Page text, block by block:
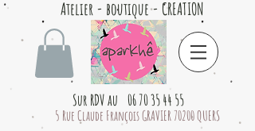
Atelier - boutique - CREATION
Sur RDV au 06 70 35 44 55
5 Rue Claude François GRAVIER 70200 QUERS